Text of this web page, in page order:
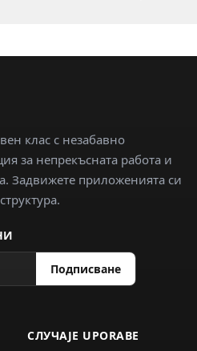
клас с незабавно
за непрекъсната работа и
Задвижете приложенията си
Подписване
СЛУЧАJE UPORABE